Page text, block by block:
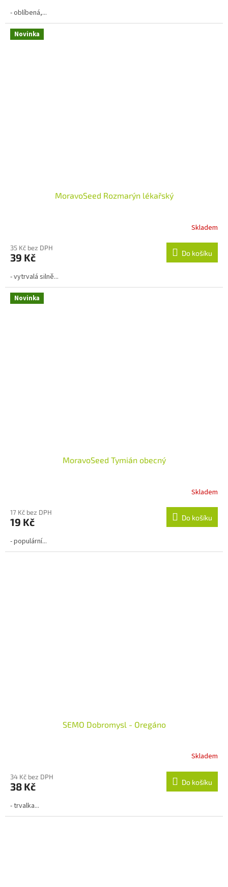
z
5
hvězdiček.
- oblíbená,...
Novinka
MoravoSeed Rozmarýn lékařský
produktu
je
z
5
hvězdiček.
Skladem
35 Kč bez DPH
39 Kč Do košíku
- vytrvalá silně...
Novinka
MoravoSeed Tymián obecný
Skladem
17 Kč bez DPH
19 Kč Do košíku
- populární...
SEMO Dobromysl - Oregáno
produktu
je
z
5
Skladem
34 Kč bez DPH
38 Kč Do košíku
- trvalka...